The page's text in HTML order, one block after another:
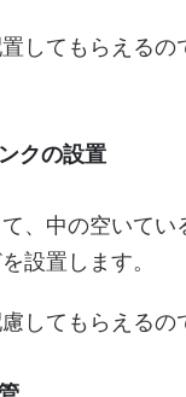
してもらえるの
クの設置
、中の空いてい
設置します。
してもらえるの